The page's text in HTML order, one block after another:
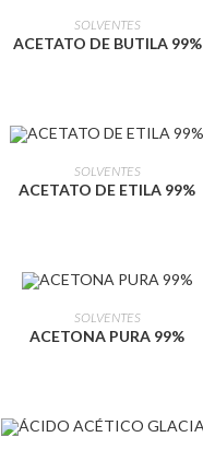
LEIA MAIS
SOLVENTES
ACETATO DE BUTILA 99%
LEIA MAIS
SOLVENTES
ACETATO DE ETILA 99%
LEIA MAIS
SOLVENTES
ACETONA PURA 99%